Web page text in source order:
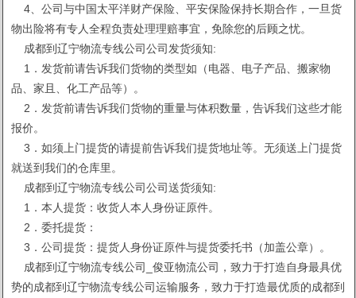
4、公司与中国太平洋财产保险、平安保险保持长期合作，一旦货
物出险将有专人全程负责处理理赔事宜，免除您的后顾之忧。
成都到辽宁物流专线公司公司发货须知:
1．发货前请告诉我们货物的类型如（电器、电子产品、搬家物
品、家且、化工产品等）。
2．发货前请告诉我们货物的重量与体积数量，告诉我们这些才能
报价。
3．如须上门提货的请提前告诉我们提货地址等。无须送上门提货
就送到我们的仓库里。
成都到辽宁物流专线公司公司送货须知:
1．本人提货：收货人本人身份证原件。
2．委托提货：
3．公司提货：提货人身份证原件与提货委托书（加盖公章）。
成都到辽宁物流专线公司_俊亚物流公司，致力于打造自身最具优
势的成都到辽宁物流专线公司运输服务，致力于打造最优质的成都到